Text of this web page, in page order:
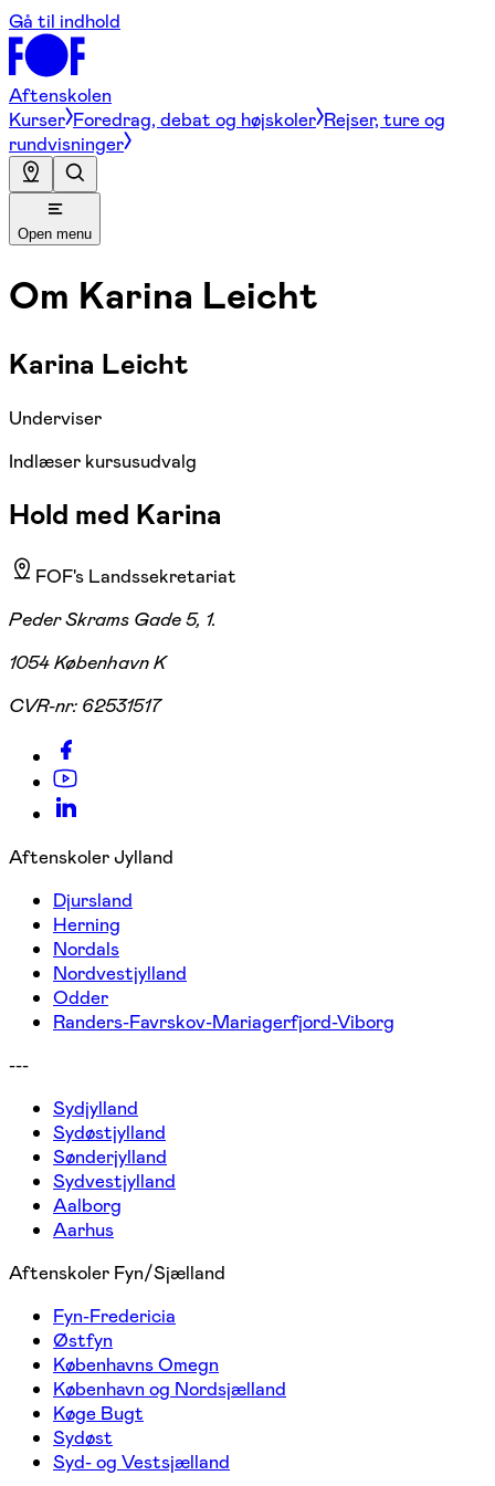
Gå til indhold
Aftenskolen
Kurser Foredrag, debat og højskoler Rejser, ture og
rundvisninger
Open menu
Om Karina Leicht
Karina Leicht
Underviser
Indlæser kursusudvalg
Hold med Karina
FOF's Landssekretariat
Peder Skrams Gade 5, 1.
1054 København K
CVR-nr: 62531517
Aftenskoler Jylland
Djursland
Herning
Nordals
Nordvestjylland
Odder
Randers-Favrskov-Mariagerfjord-Viborg
---
Sydjylland
Sydøstjylland
Sønderjylland
Sydvestjylland
Aalborg
Aarhus
Aftenskoler Fyn/Sjælland
Fyn-Fredericia
Østfyn
Københavns Omegn
København og Nordsjælland
Køge Bugt
Sydøst
Syd- og Vestsjælland